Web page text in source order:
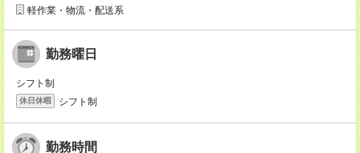
軽作業・物流・配送系
勤務曜日
シフト制
休日休暇 シフト制
勤務時間